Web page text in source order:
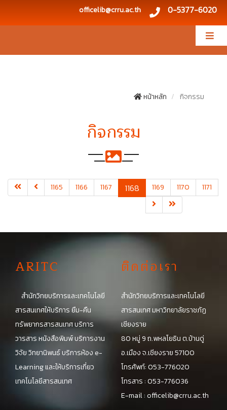
officelib@crru.ac.th 0-5377-6020
หน้าหลัก กิจกรรม
กิจกรรม
1165 1166 1167 1168 (current)
1169 1170 1171
ARITC
สำนักวิทยบริการและเทคโนโลยี
สารสนเทศให้บริการ ยืม-คืน
ทรัพยากรสารสนเทศ บริการ
วารสาร หนังสือพิมพ์ บริการงาน
วิจัย วิทยานิพนธ์ บริการห้อง e-
Learning และให้บริการเกี่ยว
เทคโนโลยีสารสนเทศ
ติดต่อเรา
สำนักวิทยบริการและเทคโนโลยี
สารสนเทศ มหาวิทยาลัยราชภัฏ
เชียงราย
80 หมู่ 9 ถ.พหลโยธิน ต.บ้านดู่
อ.เมือง จ.เชียงราย 57100
โทรศัพท์: 053-776020
โทรสาร : 053-776036
E-mail :officelib@crru.ac.th